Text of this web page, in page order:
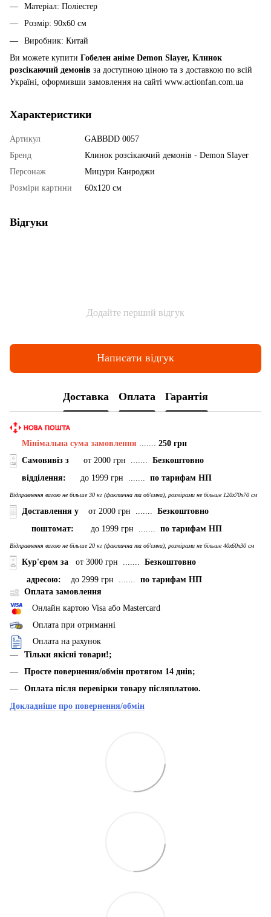
Матеріал: Поліестер
Розмір: 90х60 см
Виробник: Китай
Ви можете купити Гобелен аніме Demon Slayer, Клинок
розсікаючий демонів за доступною ціною та з доставкою по всій
Україні, оформивши замовлення на сайті www.actionfan.com.ua
Характеристики
Артикул
GABBDD 0057
Бренд
Клинок розсікаючий демонів - Demon Slayer
Персонаж
Мицури Канроджи
Розміри картини
60х120 см
Відгуки
Додайте перший відгук
Написати відгук
Доставка Оплата Гарантія
Мінімальна сума замовлення ....... 250 грн
Самовивіз з
от 2000 грн ....... Безкоштовно
відділення: до 1999 грн ....... по тарифам НП
Відправлення вагою не більше 30 кг (фактична та об'ємна), розмірами не більше 120х70х70 см
Доставлення у от 2000 грн ....... Безкоштовно
поштомат: до 1999 грн ....... по тарифам НП
Відправлення вагою не більше 20 кг (фактична та об'ємна), розмірами не більше 40х60х30 см
Кур'єром за от 3000 грн ....... Безкоштовно
адресою: до 2999 грн ....... по тарифам НП
Оплата замовлення
Онлайн картою Visa або Mastercard
Оплата при отриманні
Оплата на рахунок
Тільки якісні товари!;
Просте повернення/обмін протягом 14 днів;
Оплата після перевірки товару післяплатою.
Докладніше про повернення/обмін